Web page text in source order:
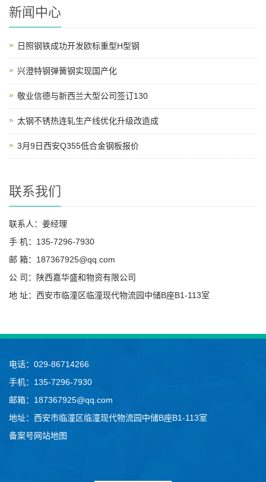
新闻中心
日照钢铁成功开发欧标重型H型钢
兴澄特钢弹簧钢实现国产化
敬业信德与新西兰大型公司签订130
太钢不锈热连轧生产线优化升级改造成
3月9日西安Q355低合金钢板报价
联系我们
联系人：姜经理
手 机：135-7296-7930
邮 箱：187367925@qq.com
公 司：陕西嘉华盛和物资有限公司
地 址：西安市临潼区临潼现代物流园中储B座B1-113室
电话：029-86714266
手机：135-7296-7930
邮箱：187367925@qq.com
地址：西安市临潼区临潼现代物流园中储B座B1-113室
备案号网站地图